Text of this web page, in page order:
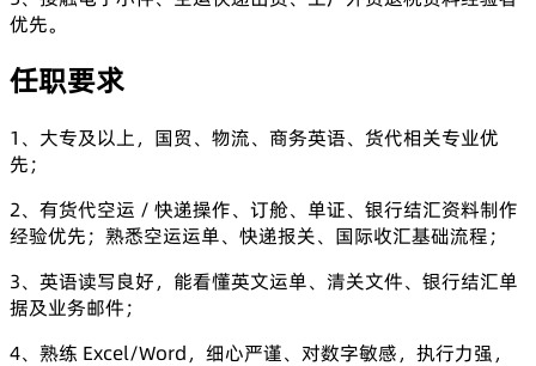
优先。
任职要求
1、大专及以上，国贸、物流、商务英语、货代相关专业优
先；
2、有货代空运 / 快递操作、订舱、单证、银行结汇资料制作
经验优先；熟悉空运运单、快递报关、国际收汇基础流程；
3、英语读写良好，能看懂英文运单、清关文件、银行结汇单
据及业务邮件；
4、熟练 Excel/Word，细心严谨、对数字敏感，执行力强，